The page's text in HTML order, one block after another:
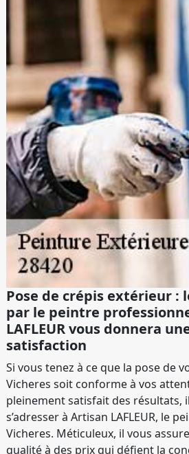
Pose de crépis extérieur :
par le peintre
LAFLEUR vous donnera
satisfaction
Si vous tenez à ce que la pose de
Vicheres soit conforme à vos
pleinement satisfait des résultats,
s’adresser à Artisan LAFLEUR, le
Vicheres. Méticuleux, il vous
qualité à des prix qui défient la